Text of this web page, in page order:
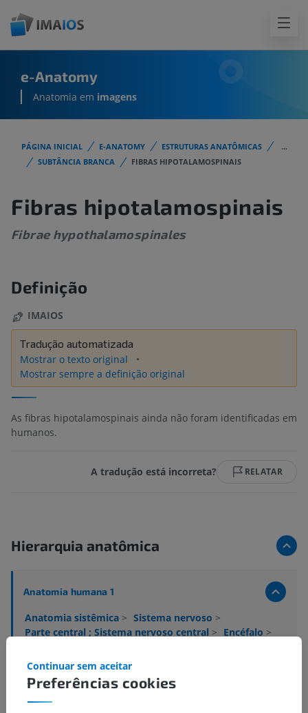
e-Anatomy
Anatomia em imagens
PÁGINA INICIAL E-ANATOMY ESTRUTURAS ANATÔMICAS
...
SUBTÂNCIA BRANCA
FIBRAS HIPOTALAMOSPINAIS
Fibras hipotalamospinais
Fibrae hypothalamospinales
Definição
IMAIOS
Tradução automatizada
Mostrar o texto original
Mostrar sempre a definição original
As fibras hipotalamospinais ainda não foram identificadas em
humanos.
A tradução está incorreta? RELATAR
Hierarquia anatômica
Anatomia humana 1
Anatomia sistêmica > Sistema nervoso >
Parte central ; Sistema nervoso central > Encéfalo >
Subtância branca> Fibras hipotalamospinais
Estruturas subjacentes:Não há nenhuma estrutura
subjacente para esta parte anatômica
Preferências cookies
Continuar sem aceitar